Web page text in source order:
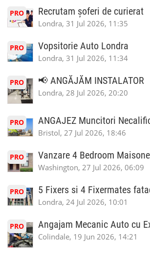
PRO Recrutam șoferi de curierat
Londra, 31 Jul 2026, 11:35
PRO Vopsitorie Auto Londra
Londra, 31 Jul 2026, 11:34
PRO 📢 ANGĂJĂM INSTALATOR
Londra, 28 Jul 2026, 20:20
PRO ANGAJEZ Muncitori
Bristol, 27 Jul 2026, 18:46
PRO Vanzare 4 Bedroom
Washington, 27 Jul 2026, 06:09
PRO 5 Fixers si 4 Fixermates
Londra, 24 Jul 2026, 10:01
PRO Angajam Mecanic Auto cu
Colindale, 19 Jun 2026, 14:21